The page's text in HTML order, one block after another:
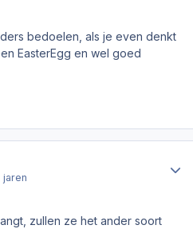
bedoelen, als je even denkt
EasterEgg en wel goed
jaren
zullen ze het ander soort